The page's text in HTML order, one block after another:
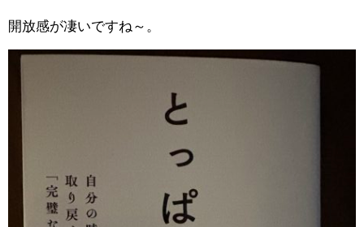
開放感が凄いですね～。